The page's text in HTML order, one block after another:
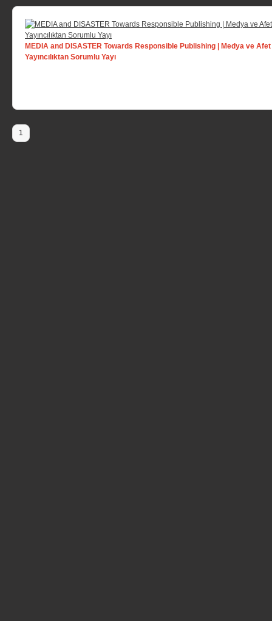
MEDIA and DISASTER Towards Responsible Publishing | Medya ve
Yayıncılıktan Sorumlu Yayı
1